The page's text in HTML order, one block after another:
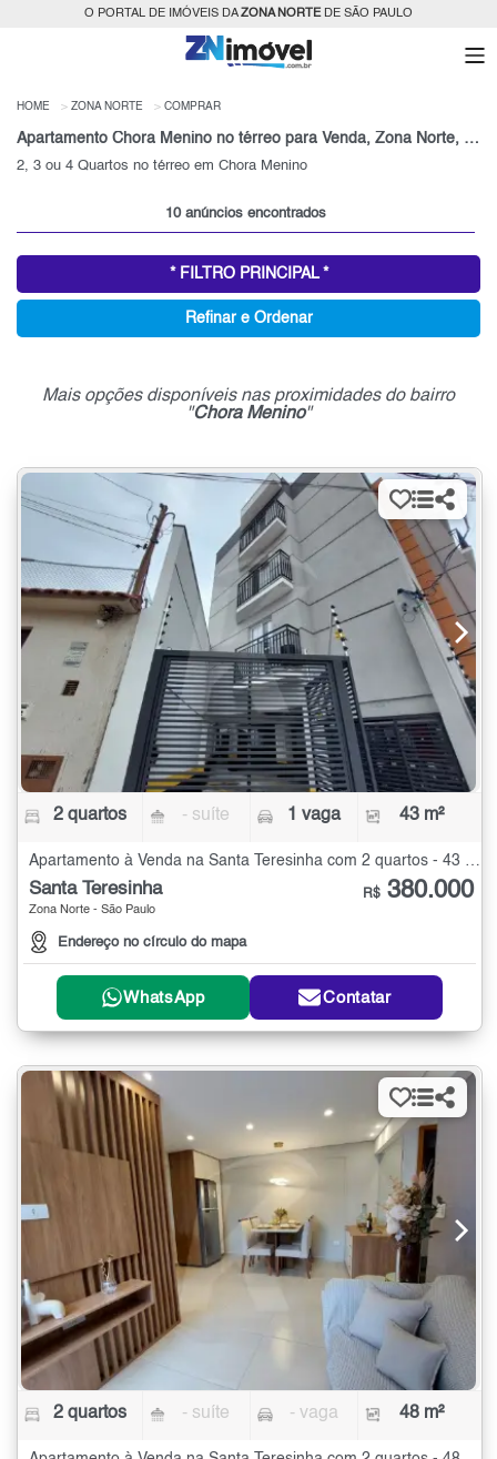
O PORTAL DE IMÓVEIS DAZONA NORTEDE SÃO PAULO
HOME ZONA NORTE COMPRAR
Apartamento Chora Menino no térreo para Venda, Zona Norte, SP
2, 3 ou 4 Quartos no térreo em Chora Menino
10 anúncios encontrados
* FILTRO PRINCIPAL *
Refinar e Ordenar
Mais opções disponíveis nas proximidades do bairro
"Chora Menino"
2 quartos - suíte 1 vaga 43 m²
Apartamento à Venda na Santa Teresinha com 2 quartos - 43 m²
Santa Teresinha
Zona Norte - São Paulo
Endereço no círculo do mapa
R$ 380.000
WhatsApp Contatar
2 quartos - suíte - vaga 48 m²